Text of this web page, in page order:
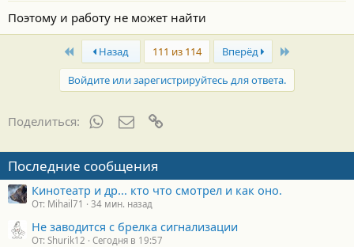
Поэтому и работу не может найти
First Назад 111 из 114 Вперёд
Войдите или зарегистрируйтесь для ответа.
Поделиться: WhatsAppЭлектронная почта
Последние сообщения
Кинотеатр и др... кто что смотрел и как оно.
От: Mihail71 34 мин. назад
Не заводится с брелка сигнализации
От: Shurik12 Сегодня в 19:57